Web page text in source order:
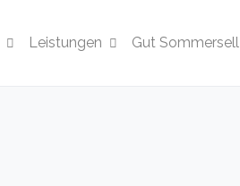
Leistungen Gut Sommersell